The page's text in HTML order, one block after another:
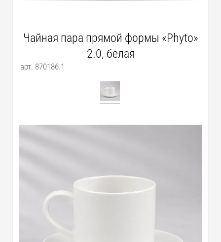
Чайная пара прямой формы «Phyto»
2.0, белая
арт. 870186.1